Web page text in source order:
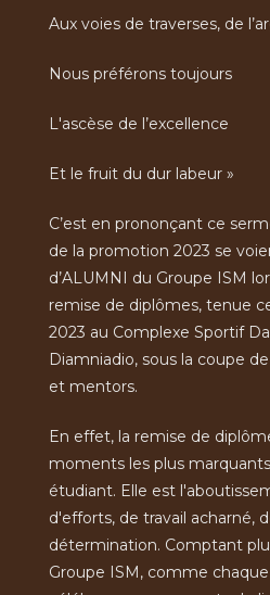
Aux voies de traverses, de
Nous préférons toujours
L'ascèse de l’excellence
Et le fruit du dur labeur »
C’est en prononçant ce
de la promotion 2023 se
d’ALUMNI du Groupe ISM
remise de diplômes, tenue
2023 au Complexe Sportif
Diamniadio, sous la coupe
et mentors.
En effet, la remise de
moments les plus marquants
étudiant. Elle est
d'efforts, de travail acharné,
détermination. Comptant
Groupe ISM, comme